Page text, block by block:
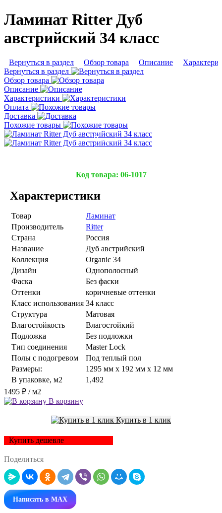
Ламинат Ritter Дуб
австрийский 34 класс
Вернуться в раздел Обзор товара Описание
Вернуться в раздел
Обзор товара
Описание
Характеристики
Оплата
Доставка
Похожие товары
Подробнее
Подробнее
Код товара: 06-1017
Характеристики
Товар
Ламинат
Производитель
Ritter
Страна
Россия
Название
Дуб австрийский
Коллекция
Organic 34
Дизайн
Однополосный
Фаска
Без фаски
Оттенки
коричневые оттенки
Класс использования 34 класс
Структура
Матовая
Влагостойкость
Влагостойкий
Подложка
Без подложки
Тип соединения
Master Lock
Полы с подогревом
Под теплый пол
Размеры:
1295 мм x 192 мм x 12 мм
В упаковке, м2
1,492
1495 ₽ / м2
В корзину
Купить в 1 клик
Купить дешевле
Поделиться
Написать в MAX